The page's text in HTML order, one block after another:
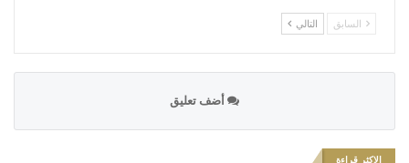
السابق التالي
أضف تعليق
الاكثر قراءة